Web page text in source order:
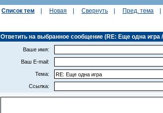
Список тем Новая Свернуть Пред. тема
Ответить на выбранное сообщение (RE: Еще одна игра
Ваше имя:
Ваш E-mail:
Тема:
Ссылка: